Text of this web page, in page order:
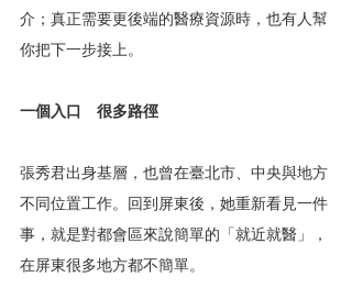
介；真正需要更後端的醫療資源時，也有人幫
你把下一步接上。
一個入口　很多路徑
張秀君出身基層，也曾在臺北市、中央與地方
不同位置工作。回到屏東後，她重新看見一件
事，就是對都會區來說簡單的「就近就醫」，
在屏東很多地方都不簡單。